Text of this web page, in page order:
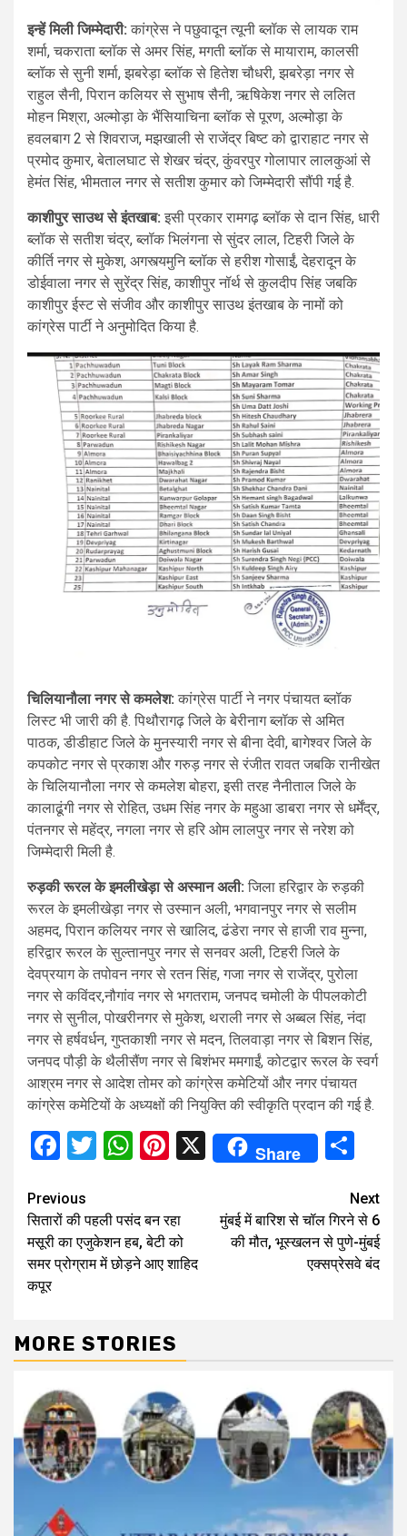
इन्हें मिली जिम्मेदारी: कांग्रेस ने पछुवादून त्यूनी ब्लॉक से लायक राम
शर्मा, चकराता ब्लॉक से अमर सिंह, मगती ब्लॉक से मायाराम, कालसी
ब्लॉक से सुनी शर्मा, झबरेड़ा ब्लॉक से हितेश चौधरी, झबरेड़ा नगर से
राहुल सैनी, पिरान कलियर से सुभाष सैनी, ऋषिकेश नगर से ललित
मोहन मिश्रा, अल्मोड़ा के भैंसियाचिना ब्लॉक से पूरण, अल्मोड़ा के
हवलबाग 2 से शिवराज, मझखाली से राजेंद्र बिष्ट को द्वाराहाट नगर से
प्रमोद कुमार, बेतालघाट से शेखर चंद्र, कुंवरपुर गोलापार लालकुआं से
हेमंत सिंह, भीमताल नगर से सतीश कुमार को जिम्मेदारी सौंपी गई है.
काशीपुर साउथ से इंतखाब: इसी प्रकार रामगढ़ ब्लॉक से दान सिंह, धारी
ब्लॉक से सतीश चंद्र, ब्लॉक भिलंगना से सुंदर लाल, टिहरी जिले के
कीर्ति नगर से मुकेश, अगस्त्यमुनि ब्लॉक से हरीश गोसाईं, देहरादून के
डोईवाला नगर से सुरेंद्र सिंह, काशीपुर नॉर्थ से कुलदीप सिंह जबकि
काशीपुर ईस्ट से संजीव और काशीपुर साउथ इंतखाब के नामों को
कांग्रेस पार्टी ने अनुमोदित किया है.
चिलियानौला नगर से कमलेश: कांग्रेस पार्टी ने नगर पंचायत ब्लॉक
लिस्ट भी जारी की है. पिथौरागढ़ जिले के बेरीनाग ब्लॉक से अमित
पाठक, डीडीहाट जिले के मुनस्यारी नगर से बीना देवी, बागेश्वर जिले के
कपकोट नगर से प्रकाश और गरुड़ नगर से रंजीत रावत जबकि रानीखेत
के चिलियानौला नगर से कमलेश बोहरा, इसी तरह नैनीताल जिले के
कालाढूंगी नगर से रोहित, उधम सिंह नगर के महुआ डाबरा नगर से धर्मेंद्र,
पंतनगर से महेंद्र, नगला नगर से हरि ओम लालपुर नगर से नरेश को
जिम्मेदारी मिली है.
रुड़की रूरल के इमलीखेड़ा से अस्मान अली: जिला हरिद्वार के रुड़की
रूरल के इमलीखेड़ा नगर से उस्मान अली, भगवानपुर नगर से सलीम
अहमद, पिरान कलियर नगर से खालिद, ढंडेरा नगर से हाजी राव मुन्ना,
हरिद्वार रूरल के सुल्तानपुर नगर से सनवर अली, टिहरी जिले के
देवप्रयाग के तपोवन नगर से रतन सिंह, गजा नगर से राजेंद्र, पुरोला
नगर से कविंदर,नौगांव नगर से भगतराम, जनपद चमोली के पीपलकोटी
नगर से सुनील, पोखरीनगर से मुकेश, थराली नगर से अब्बल सिंह, नंदा
नगर से हर्षवर्धन, गुप्तकाशी नगर से मदन, तिलवाड़ा नगर से बिशन सिंह,
जनपद पौड़ी के थैलीसैंण नगर से बिशंभर ममगाईं, कोटद्वार रूरल के स्वर्ग
आश्रम नगर से आदेश तोमर को कांग्रेस कमेटियों और नगर पंचायत
कांग्रेस कमेटियों के अध्यक्षों की नियुक्ति की स्वीकृति प्रदान की गई है.
Facebook
Twitter
WhatsApp
Pinterest
X Share
Continue
Reading
Previous
सितारों की पहली पसंद बन रहा
मसूरी का एजुकेशन हब, बेटी को
समर प्रोग्राम में छोड़ने आए शाहिद
कपूर
Next
मुंबई में बारिश से चॉल गिरने से 6
की मौत, भूस्खलन से पुणे-मुंबई
एक्सप्रेसवे बंद
MORE STORIES